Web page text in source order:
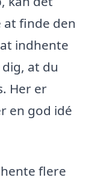
finde den
indhente
at du
Her er
en god idé
flere